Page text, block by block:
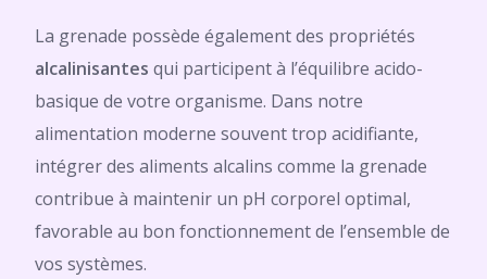
La grenade possède également des propriétés
alcalinisantes qui participent à l’équilibre acido-
basique de votre organisme. Dans notre
alimentation moderne souvent trop acidifiante,
intégrer des aliments alcalins comme la grenade
contribue à maintenir un pH corporel optimal,
favorable au bon fonctionnement de l’ensemble de
vos systèmes.